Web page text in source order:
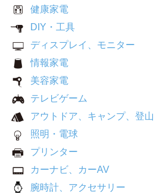
健康家電
DIY・工具
ディスプレイ、モニター
情報家電
美容家電
テレビゲーム
アウトドア、キャンプ、登山
照明・電球
プリンター
カーナビ、カーAV
腕時計、アクセサリー